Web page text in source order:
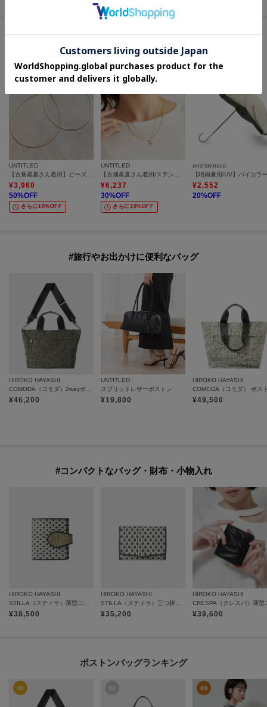
UNTITLED
【古畑星夏さん着用】ビーズコイントップ
¥3,960
50%OFF
さらに10%OFF
UNTITLED
【古畑星夏さん着用/ステンレス】レイヤードチェーンネックレス
¥6,237
30%OFF
さらに10%OFF
one'sterrace
¥2,552
20%OFF
#旅行やお出かけに便利なバッグ
HIROKO HAYASHI
¥46,200
UNTITLED
スプリットレザーボストン
¥19,800
HIROKO HAYASHI
¥49,500
#コンパクトなバッグ・財布・小物入れ
HIROKO HAYASHI
STILLA（スティラ）薄型二つ折り財布
¥38,500
HIROKO HAYASHI
STILLA（スティラ）三つ折り財布
¥35,200
HIROKO HAYASHI
¥39,600
ボストンバッグランキング